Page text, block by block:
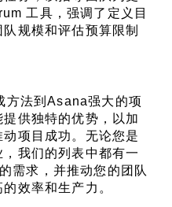
工具，强调了定义目
规模和评估预算限制
方法到Asana强大的项
供独特的优势，以加
项目成功。无论您是
我们的列表中都有一
需求，并推动您的团队
效率和生产力。